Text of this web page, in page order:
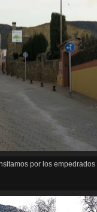
por los empedrados